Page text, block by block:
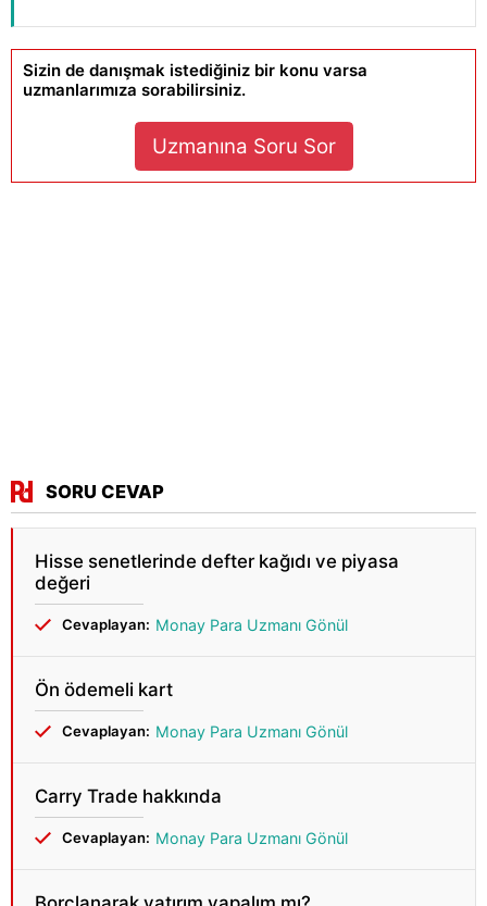
Sizin de danışmak istediğiniz bir konu varsa
uzmanlarımıza sorabilirsiniz.
Uzmanına Soru Sor
SORU CEVAP
Hisse senetlerinde defter kağıdı ve piyasa
değeri
Cevaplayan: Monay Para Uzmanı Gönül
Ön ödemeli kart
Cevaplayan: Monay Para Uzmanı Gönül
Carry Trade hakkında
Cevaplayan: Monay Para Uzmanı Gönül